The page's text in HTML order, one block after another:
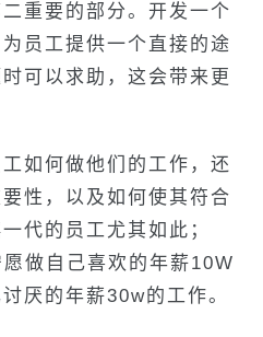
重要的部分。开发一个
员工提供一个直接的途
可以求助，这会带来更
如何做他们的工作，还
性，以及如何使其符合
代的员工尤其如此；
做自己喜欢的年薪10W
厌的年薪30w的工作。